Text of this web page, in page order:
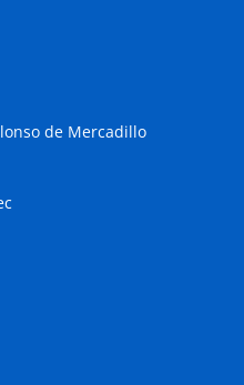
de Mercadillo